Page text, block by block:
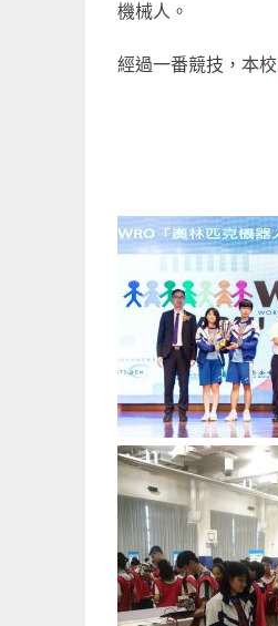
機械人。
經過一番競技，本校